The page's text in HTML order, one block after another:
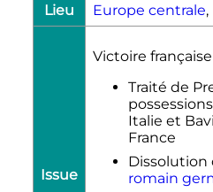
Lieu Europe centrale,
Issue
Victoire
Traité de
Italie et
France
Dissolution
romain